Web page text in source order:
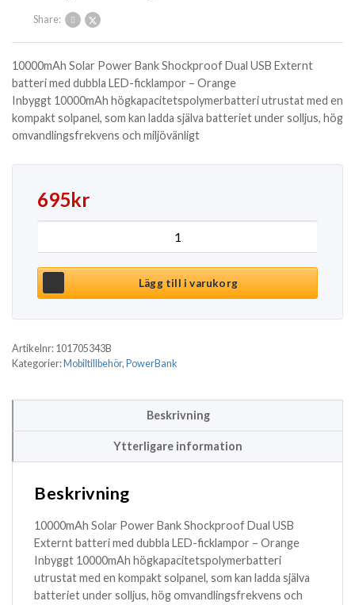
Share:
10000mAh Solar Power Bank Shockproof Dual USB Externt
batteri med dubbla LED-ficklampor – Orange
Inbyggt 10000mAh högkapacitetspolymerbatteri utrustat med en
kompakt solpanel, som kan ladda själva batteriet under solljus, hög
omvandlingsfrekvens och miljövänligt
695kr
10000mAh Solar Power Bank Shockproof Dual
Lägg till i varukorg
Artikelnr: 101705343B
Kategorier:Mobiltillbehör, PowerBank
Beskrivning
Ytterligare information
Beskrivning
10000mAh Solar Power Bank Shockproof Dual USB
Externt batteri med dubbla LED-ficklampor – Orange
Inbyggt 10000mAh högkapacitetspolymerbatteri
utrustat med en kompakt solpanel, som kan ladda själva
batteriet under solljus, hög omvandlingsfrekvens och